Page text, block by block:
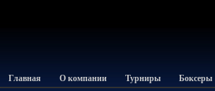
Главная О компании Турниры Боксеры